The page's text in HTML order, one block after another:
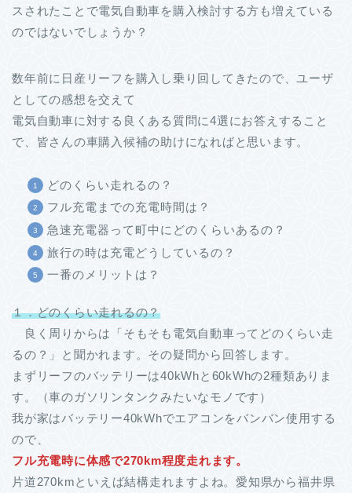
スされたことで電気自動車を購入検討する方も増えている
のではないでしょうか？
数年前に日産リーフを購入し乗り回してきたので、ユーザ
としての感想を交えて
電気自動車に対する良くある質問に4選にお答えすること
で、皆さんの車購入候補の助けになればと思います。
どのくらい走れるの？
フル充電までの充電時間は？
急速充電器って町中にどのくらいあるの？
旅行の時は充電どうしているの？
一番のメリットは？
１．どのくらい走れるの？
良く周りからは「そもそも電気自動車ってどのくらい走
るの？」と聞かれます。その疑問から回答します。
まずリーフのバッテリーは40kWhと60kWhの2種類ありま
す。（車のガソリンタンクみたいなモノです）
我が家はバッテリー40kWhでエアコンをバンバン使用する
ので、
フル充電時に体感で270km程度走れます。
片道270kmといえば結構走れますよね。愛知県から福井県